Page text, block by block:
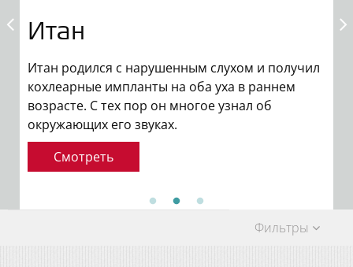
Итан
Итан родился с нарушенным слухом и получил
кохлеарные импланты на оба уха в раннем
возрасте. С тех пор он многое узнал об
окружающих его звуках.
Смотреть
Фильтры